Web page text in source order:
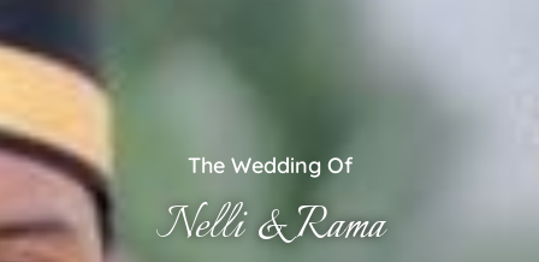
The Wedding Of
Nelli & Rama